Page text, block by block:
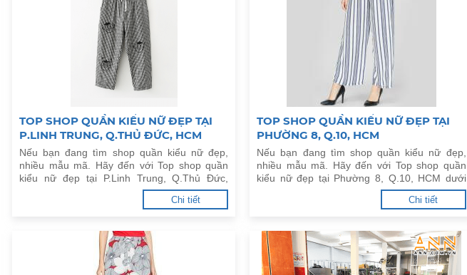
TOP SHOP QUẦN KIỂU NỮ ĐẸP TẠI
P.LINH TRUNG, Q.THỦ ĐỨC, HCM
Nếu bạn đang tìm shop quần kiểu nữ đẹp,
nhiều mẫu mã. Hãy đến với Top shop quần
kiểu nữ đẹp tại P.Linh Trung, Q.Thủ Đức,
Chi tiết
TOP SHOP QUẦN KIỂU NỮ ĐẸP TẠI
PHƯỜNG 8, Q.10, HCM
Nếu bạn đang tìm shop quần kiểu nữ đẹp,
nhiều mẫu mã. Hãy đến với Top shop quần
kiểu nữ đẹp tại Phường 8, Q.10, HCM dưới
Chi tiết